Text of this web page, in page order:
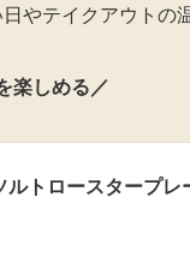
やテイクアウトの
楽しめる／
ルトロースタープレ